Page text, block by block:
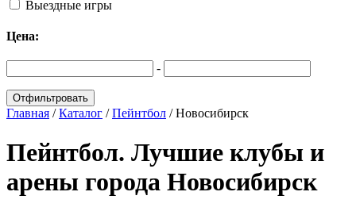
Выездные игры
Цена:
-
Главная /Каталог /Пейнтбол /Новосибирск
Пейнтбол. Лучшие клубы и
арены города Новосибирск